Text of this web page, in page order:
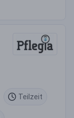
Teilzeit